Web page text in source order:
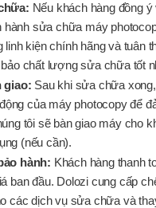
Nếu khách hàng đồng
hành sửa chữa máy
kiện chính hãng và tuân
chất lượng sửa chữa tốt
giao: Sau khi sửa chữa
của máy photocopy để
tôi sẽ bàn giao máy cho
(nếu cần).
hành: Khách hàng thanh
ban đầu. Dolozi cung cấp
các dịch vụ sửa chữa và